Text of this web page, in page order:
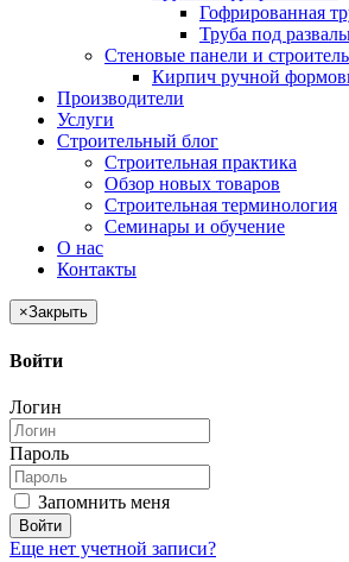
Гофрированная
Труба под
Стеновые панели и
Кирпич ручной
Производители
Услуги
Строительный блог
Строительная практика
Обзор новых товаров
Строительная терминология
Семинары и обучение
О нас
Контакты
×Закрыть
Войти
Логин
Пароль
Запомнить меня
Войти
Еще нет учетной записи?